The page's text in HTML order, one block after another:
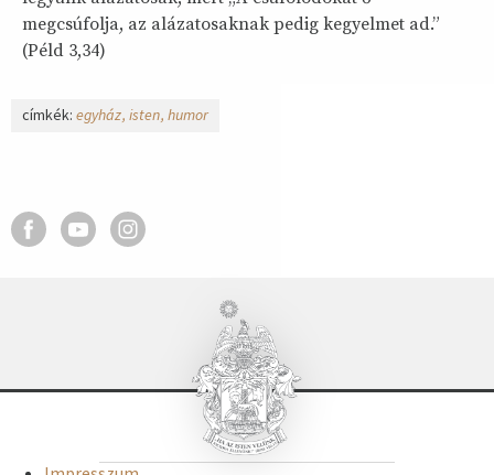
megcsúfolja, az alázatosaknak pedig kegyelmet ad.”
(Péld 3,34)
címkék: egyház isten humor